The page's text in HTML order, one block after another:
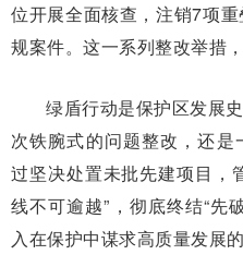
位开展全面核查，注销7项
规案件。这一系列整改举措
绿盾行动是保护区发展
次铁腕式的问题整改，还
过坚决处置未批先建项目，
线不可逾越”，彻底终结“先
入在保护中谋求高质量发展的